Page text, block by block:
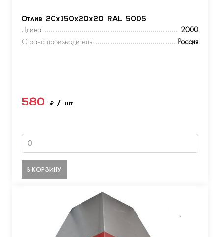
Отлив 20х150х20х20 RAL 5005
Длина:
2000
Страна производитель:
Россия
580 ₽ / шт
В КОРЗИНУ